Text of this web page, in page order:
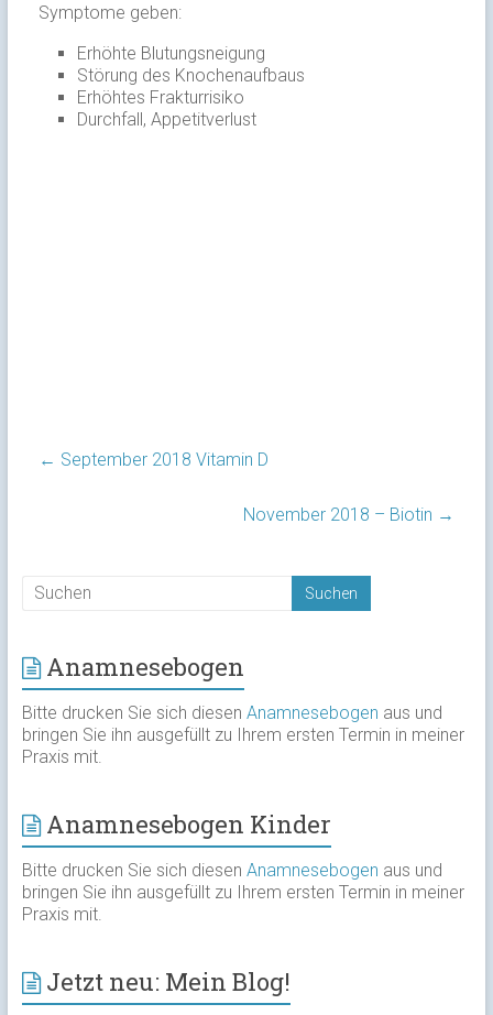
Symptome geben:
Erhöhte Blutungsneigung
Störung des Knochenaufbaus
Erhöhtes Frakturrisiko
Durchfall, Appetitverlust
← September 2018 Vitamin D
November 2018 – Biotin →
Anamnesebogen
Bitte drucken Sie sich diesen Anamnesebogen aus und
bringen Sie ihn ausgefüllt zu Ihrem ersten Termin in meiner
Praxis mit.
Anamnesebogen Kinder
Bitte drucken Sie sich diesen Anamnesebogen aus und
bringen Sie ihn ausgefüllt zu Ihrem ersten Termin in meiner
Praxis mit.
Jetzt neu: Mein Blog!